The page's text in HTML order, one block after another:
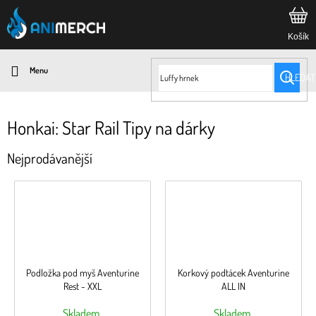
Přejít
na
obsah
HLEDAT
Honkai: Star Rail Tipy na dárky
Nejprodávanější
Podložka pod myš Aventurine
Rest - XXL
Korkový podtácek Aventurine
ALL IN